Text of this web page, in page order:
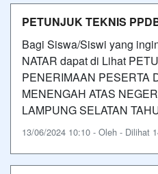
PETUNJUK TEKNIS
Bagi Siswa/Siswi yang
NATAR dapat di Lihat
PENERIMAAN PESERTA
MENENGAH ATAS
LAMPUNG SELATAN
13/06/2024 10:10 - Oleh - Dilihat